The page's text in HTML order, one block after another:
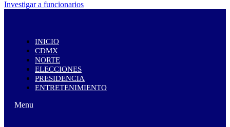
INICIO
CDMX
NORTE
ELECCIONES
PRESIDENCIA
ENTRETENIMIENTO
Menu